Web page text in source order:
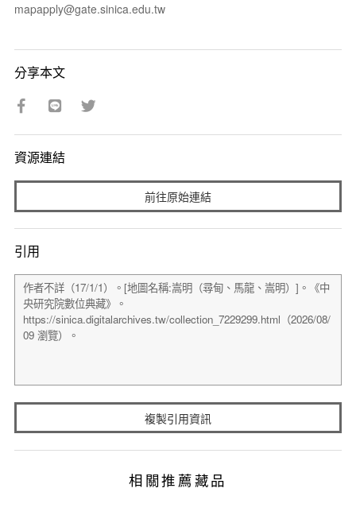
mapapply@gate.sinica.edu.tw
分享本文
資源連結
前往原始連結
引用
複製引用資訊
相關推薦藏品